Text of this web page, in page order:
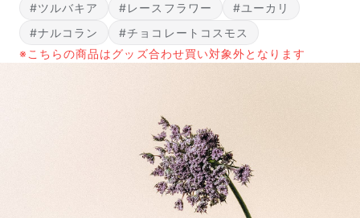
届いたお花に元気がなかったら？
もし届いたお花に「枯れている」「折れている」などの
#ツルバキア
#レースフラワー
#ユーカリ
#ナルコラン
#チョコレートコスモス
※こちらの商品はグッズ合わせ買い対象外となります